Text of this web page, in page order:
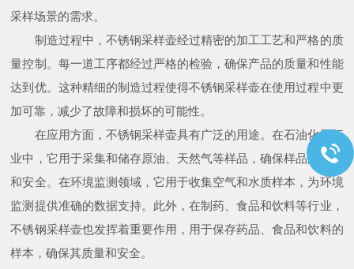
采样场景的需求。
制造过程中，不锈钢采样壶经过精密的加工工艺和严格的质
量控制。每一道工序都经过严格的检验，确保产品的质量和性能
达到优。这种精细的制造过程使得不锈钢采样壶在使用过程中更
加可靠，减少了故障和损坏的可能性。
在应用方面，不锈钢采样壶具有广泛的用途。在石油化工行
业中，它用于采集和储存原油、天然气等样品，确保样品的纯净
和安全。在环境监测领域，它用于收集空气和水质样本，为环境
监测提供准确的数据支持。此外，在制药、食品和饮料等行业，
不锈钢采样壶也发挥着重要作用，用于保存药品、食品和饮料的
样本，确保其质量和安全。